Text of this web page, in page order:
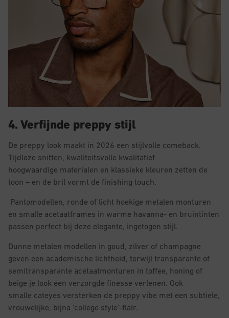
4. Verfijnde preppy stijl
De preppy look maakt in 2026 een stijlvolle comeback.
Tijdloze snitten, kwaliteitsvolle kwalitatief
hoogwaardige materialen en klassieke kleuren zetten de
toon – en de bril vormt de finishing touch.
Pantomodellen, ronde of licht hoekige metalen monturen
en smalle acetaatframes in warme havanna- en bruintinten
passen perfect bij deze elegante, ingetogen stijl.
Dunne metalen modellen in goud, zilver of champagne
geven een academische lichtheid, terwijl transparante of
semitransparante acetaatmonturen in toffee, honing of
beige je look een verzorgde finesse verlenen. Ook
smalle cateyes versterken de preppy vibe met een subtiele,
vrouwelijke, bijna ‘college style’-flair.